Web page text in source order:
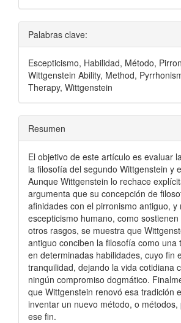
Palabras clave:
Escepticismo, Habilidad, Método,
Wittgenstein Ability, Method,
Therapy, Wittgenstein
Resumen
El objetivo de este artículo es evaluar
la filosofía del segundo Wittgenstein y
Aunque Wittgenstein lo rechace
argumenta que su concepción de
afinidades con el pirronismo antiguo, y
escepticismo humano, como
otros rasgos, se muestra que
antiguo conciben la filosofía como una
en determinadas habilidades, cuyo fin
tranquilidad, dejando la vida cotidiana
ningún compromiso dogmático.
que Wittgenstein renovó esa tradición
inventar un nuevo método, o
ese fin.